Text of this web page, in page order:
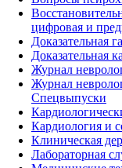
цифровая и
Доказательная
Доказательная
Журнал
Журнал
Спецвыпуски
Кардиология и
Клиническая
Лабораторная